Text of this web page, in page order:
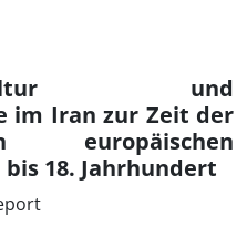
und
im Iran zur Zeit der
europäischen
18. Jahrhundert